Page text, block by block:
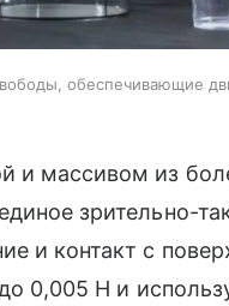
обеспечивающие
массивом из
зрительно-
и контакт с
0,005 Н и